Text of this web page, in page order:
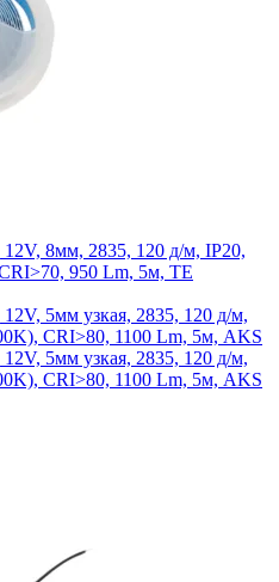
8мм, 2835, 120 д/м, IP20,
950 Lm, 5м, TE
5мм узкая, 2835, 120 д/м,
CRI>80, 1100 Lm, 5м, AKS
5мм узкая, 2835, 120 д/м,
CRI>80, 1100 Lm, 5м, AKS